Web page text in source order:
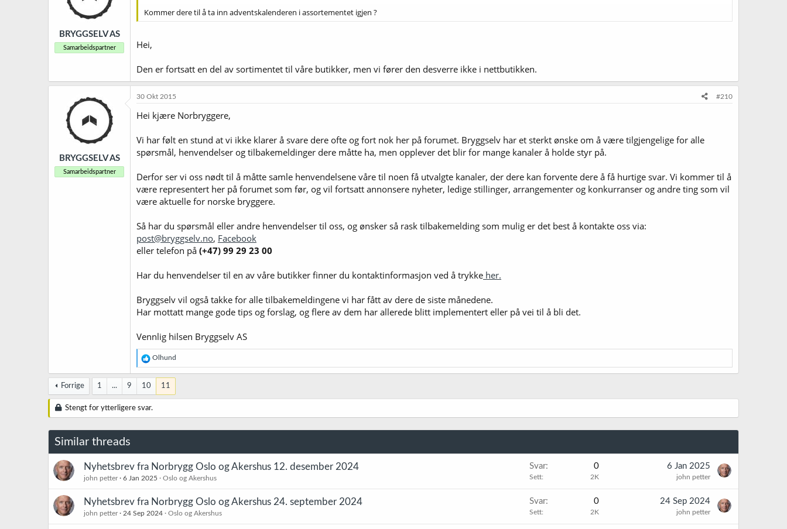
BRYGGSELV AS
Samarbeidspartner
Kommer dere til å ta inn adventskalenderen i assortementet igjen ?
Hei,
Den er fortsatt en del av sortimentet til våre butikker, men vi fører den desverre ikke i nettbutikken.
BRYGGSELV AS
Samarbeidspartner
30 Okt 2015 #210
Hei kjære Norbryggere,
Vi har følt en stund at vi ikke klarer å svare dere ofte og fort nok her på forumet. Bryggselv har et sterkt ønske om å være tilgjengelige for alle
spørsmål, henvendelser og tilbakemeldinger dere måtte ha, men opplever det blir for mange kanaler å holde styr på.
Derfor ser vi oss nødt til å måtte samle henvendelsene våre til noen få utvalgte kanaler, der dere kan forvente dere å få hurtige svar. Vi kommer til å
være representert her på forumet som før, og vil fortsatt annonsere nyheter, ledige stillinger, arrangementer og konkurranser og andre ting som vil
være aktuelle for norske bryggere.
Så har du spørsmål eller andre henvendelser til oss, og ønsker så rask tilbakemelding som mulig er det best å kontakte oss via:
post@bryggselv.no, Facebook
eller telefon på (+47) 99 29 23 00
Har du henvendelser til en av våre butikker finner du kontaktinformasjon ved å trykke her.
Bryggselv vil også takke for alle tilbakemeldingene vi har fått av dere de siste månedene.
Har mottatt mange gode tips og forslag, og flere av dem har allerede blitt implementert eller på vei til å bli det.
Vennlig hilsen Bryggselv AS
R
e
a
s
e
Olhund
Forrige 1 ... 9 10 11
Stengt for ytterligere svar.
Similar threads
Nyhetsbrev fra Norbrygg Oslo og Akershus 12. desember 2024
john petter 6 Jan 2025 Oslo og Akershus
Svar 0
Sett 2K
6 Jan 2025
john petter
Nyhetsbrev fra Norbrygg Oslo og Akershus 24. september 2024
john petter 24 Sep 2024 Oslo og Akershus
Svar 0
Sett 2K
24 Sep 2024
john petter